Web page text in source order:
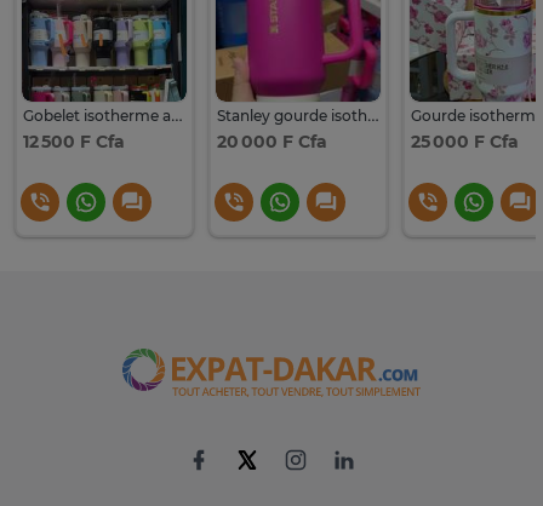
Gobelet isotherme acier inox pastel
12 500 F Cfa
Stanley gourde isotherme 1,18 L rose ergonomique
20 000 F Cfa 25 000 F Cfa